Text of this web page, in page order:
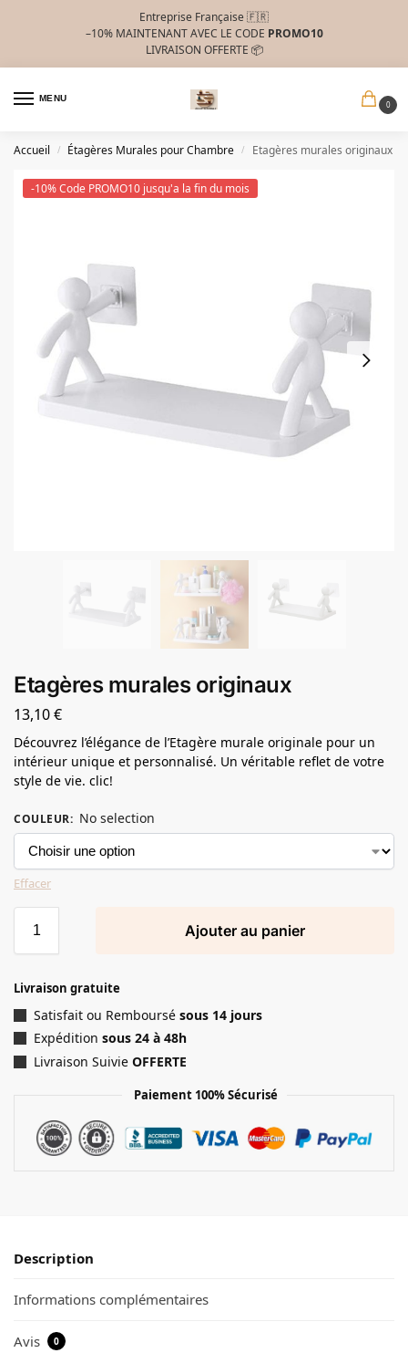
Entreprise Française 🇫🇷
–10% MAINTENANT AVEC LE CODE PROMO10
LIVRAISON OFFERTE 📦
MENU
0
Accueil / Étagères Murales pour Chambre / Etagères murales originaux
-10% Code PROMO10 jusqu'a la fin du mois
Etagères murales originaux
13,10€
Découvrez l’élégance de l’Etagère murale originale pour un
intérieur unique et personnalisé. Un véritable reflet de votre
style de vie. clic!
COULEUR: No selection
Effacer
Ajouter au panier
Livraison gratuite
Satisfait ou Remboursé sous 14 jours
Expédition sous 24 à 48h
Livraison Suivie OFFERTE
Paiement 100% Sécurisé
Description
Informations complémentaires
Avis 0